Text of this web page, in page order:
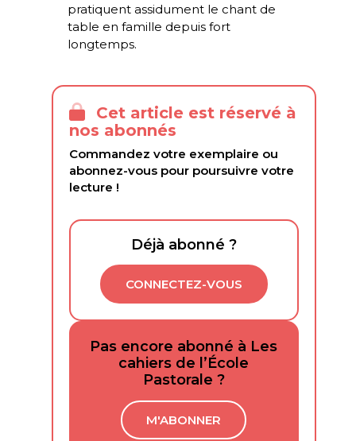
pratiquent assidument le chant de
table en famille depuis fort
longtemps.
Cet article est réservé à
nos abonnés
Commandez votre exemplaire ou
abonnez-vous pour poursuivre votre
lecture !
Déjà abonné ?
CONNECTEZ-VOUS
Pas encore abonné à Les
cahiers de l’École
Pastorale ?
M'ABONNER